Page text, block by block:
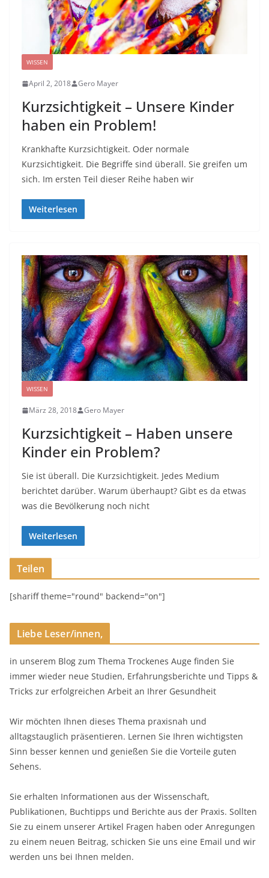
WISSEN
April 2, 2018 Gero Mayer
Kurzsichtigkeit – Unsere Kinder
haben ein Problem!
Krankhafte Kurzsichtigkeit. Oder normale
Kurzsichtigkeit. Die Begriffe sind überall. Sie greifen um
sich. Im ersten Teil dieser Reihe haben wir
Weiterlesen
WISSEN
März 28, 2018 Gero Mayer
Kurzsichtigkeit – Haben unsere
Kinder ein Problem?
Sie ist überall. Die Kurzsichtigkeit. Jedes Medium
berichtet darüber. Warum überhaupt? Gibt es da etwas
was die Bevölkerung noch nicht
Weiterlesen
Teilen
[shariff theme="round" backend="on"]
Liebe Leser/innen,
in unserem Blog zum Thema Trockenes Auge finden Sie
immer wieder neue Studien, Erfahrungsberichte und Tipps &
Tricks zur erfolgreichen Arbeit an Ihrer Gesundheit
Wir möchten Ihnen dieses Thema praxisnah und
alltagstauglich präsentieren. Lernen Sie Ihren wichtigsten
Sinn besser kennen und genießen Sie die Vorteile guten
Sehens.
Sie erhalten Informationen aus der Wissenschaft,
Publikationen, Buchtipps und Berichte aus der Praxis. Sollten
Sie zu einem unserer Artikel Fragen haben oder Anregungen
zu einem neuen Beitrag, schicken Sie uns eine Email und wir
werden uns bei Ihnen melden.